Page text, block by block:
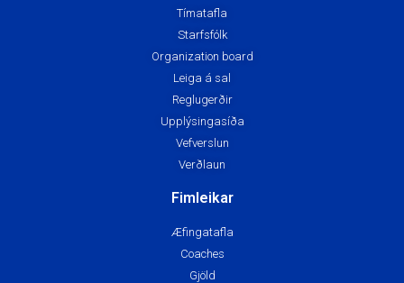
Tímatafla
Starfsfólk
Organization board
Leiga á sal
Reglugerðir
Upplýsingasíða
Vefverslun
Verðlaun
Fimleikar
Æfingatafla
Coaches
Gjöld